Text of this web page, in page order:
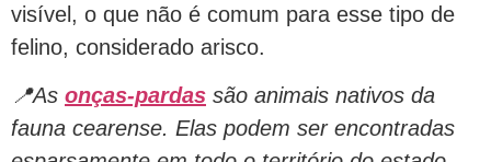
visível, o que não é comum para esse tipo de
felino, considerado arisco.
📍As onças-pardas são animais nativos da
fauna cearense. Elas podem ser encontradas